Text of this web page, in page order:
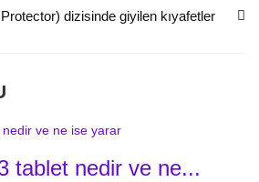
dizisinde giyilen kıyafetler
tablet nedir ve ne...